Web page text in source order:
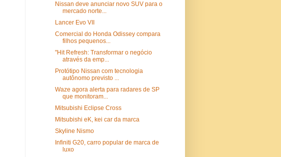
Nissan deve anunciar novo SUV para o
mercado norte...
Lancer Evo VII
Comercial do Honda Odissey compara
filhos pequenos...
"Hit Refresh: Transformar o negócio
através da emp...
Protótipo Nissan com tecnologia
autônomo previsto ...
Waze agora alerta para radares de SP
que monitoram...
Mitsubishi Eclipse Cross
Mitsubishi eK, kei car da marca
Skyline Nismo
Infiniti G20, carro popular de marca de
luxo